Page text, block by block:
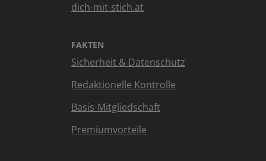
dich-mit-stich.at
FAKTEN
Sicherheit & Datenschutz
Redaktionelle Kontrolle
Basis-Mitgliedschaft
Premiumvorteile